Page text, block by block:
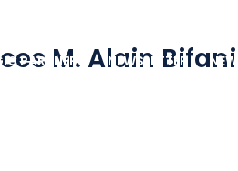
PARTNERS NEWSLETTER NEWS
M. Alain Bifani